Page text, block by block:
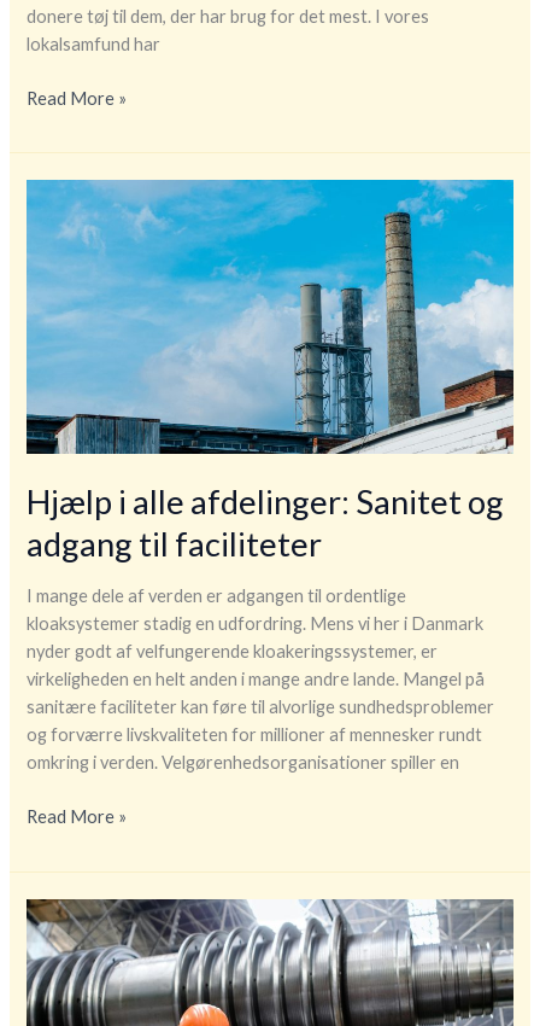
donere tøj til dem, der har brug for det mest. I vores
lokalsamfund har
Bæredygtig
Lokale
foreninger
donerer
dem
nød
Read More »
Hjælp i alle afdelinger: Sanitet og
adgang til faciliteter
I mange dele af verden er adgangen til ordentlige
kloaksystemer stadig en udfordring. Mens vi her i Danmark
nyder godt af velfungerende kloakeringssystemer, er
virkeligheden en helt anden i mange andre lande. Mangel på
sanitære faciliteter kan føre til alvorlige sundhedsproblemer
og forværre livskvaliteten for millioner af mennesker rundt
omkring i verden. Velgørenhedsorganisationer spiller en
Hjælp
alle
afdelinger:
Sanitet
og
adgang
til
Read More »